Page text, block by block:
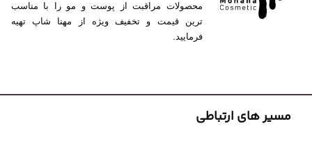
محصولات مراقبت از پوست و مو را با مناسب
ترین قیمت و تخفیف ویژه از مهنا شاپ تهیه
فرمایید.
مسیر های ارتباطی